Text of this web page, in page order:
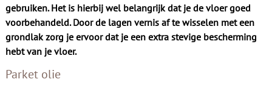
gebruiken. Het is hierbij wel belangrijk dat je de vloer goed
voorbehandeld. Door de lagen vernis af te wisselen met een
grondlak zorg je ervoor dat je een extra stevige bescherming
hebt van je vloer.
Parket olie